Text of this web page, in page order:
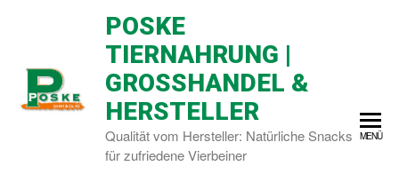
POSKE
TIERNAHRUNG |
GROSSHANDEL & H
ERSTELLER
Qualität vom Hersteller: Natürliche Snacks
für zufriedene Vierbeiner
MENÜ